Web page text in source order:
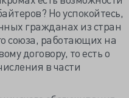
Но успокойтесь,
гражданах из стран
союза, работающих на
договору, то есть о
в части